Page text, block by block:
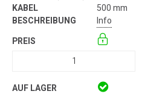
500 mm
Info